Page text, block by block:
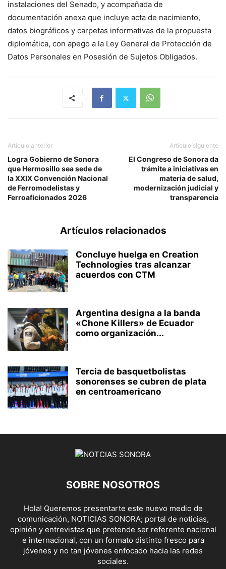
instalaciones del Senado, y acompañada de
documentación anexa que incluye acta de nacimiento,
datos biográficos y carpetas informativas de la propuesta
diplomática, con apego a la Ley General de Protección de
Datos Personales en Posesión de Sujetos Obligados.
Artículo anterior
Logra Gobierno de Sonora
que Hermosillo sea sede de
la XXIX Convención Nacional
de Ferromodelistas y
Ferroaficionados 2026
Artículo siguiente
El Congreso de Sonora da
trámite a iniciativas en
materia de salud,
modernización judicial y
transparencia
Artículos relacionados
Concluye huelga en Creation
Technologies tras alcanzar
acuerdos con CTM
Argentina designa a la banda
«Chone Killers» de Ecuador
como organización...
Tercia de basquetbolistas
sonorenses se cubren de plata
en centroamericano
SOBRE NOSOTROS
Hola! Queremos presentarte este nuevo medio de
comunicación, NOTICIAS SONORA; portal de noticias,
opinión y entrevistas que pretende ser referente nacional
e internacional, con un formato distinto fresco para
jóvenes y no tan jóvenes enfocado hacia las redes
sociales.